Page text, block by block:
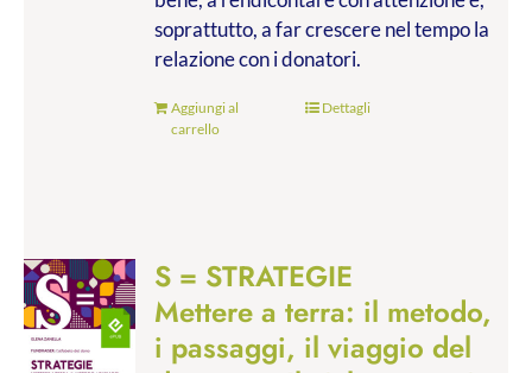
soprattutto, a far crescere nel tempo la
relazione con i donatori.
Aggiungi al
carrello
Dettagli
S = STRATEGIE
Mettere a terra: il metodo,
i passaggi, il viaggio del